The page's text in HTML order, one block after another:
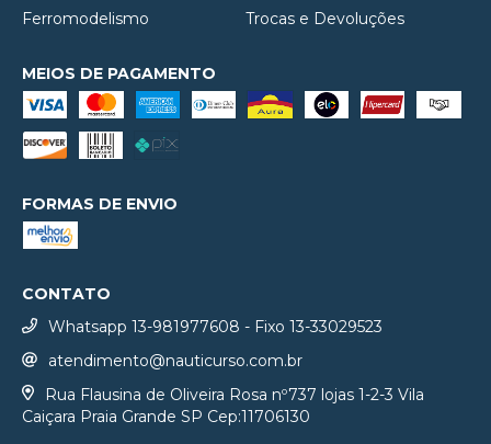
Ferromodelismo Trocas e Devoluções
MEIOS DE PAGAMENTO
FORMAS DE ENVIO
CONTATO
Whatsapp 13-981977608 - Fixo 13-33029523
atendimento@nauticurso.com.br
Rua Flausina de Oliveira Rosa nº737 lojas 1-2-3 Vila
Caiçara Praia Grande SP Cep:11706130